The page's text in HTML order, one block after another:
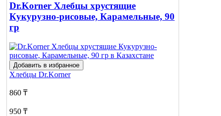
Dr.Korner Хлебцы хрустящие
Кукурузно-рисовые, Карамельные, 90
гр
Добавить в избранное
Хлебцы Dr.Korner
860 ₸
950 ₸